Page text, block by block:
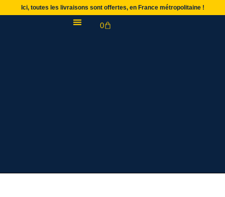
Ici, toutes les livraisons sont offertes, en France métropolitaine !
0